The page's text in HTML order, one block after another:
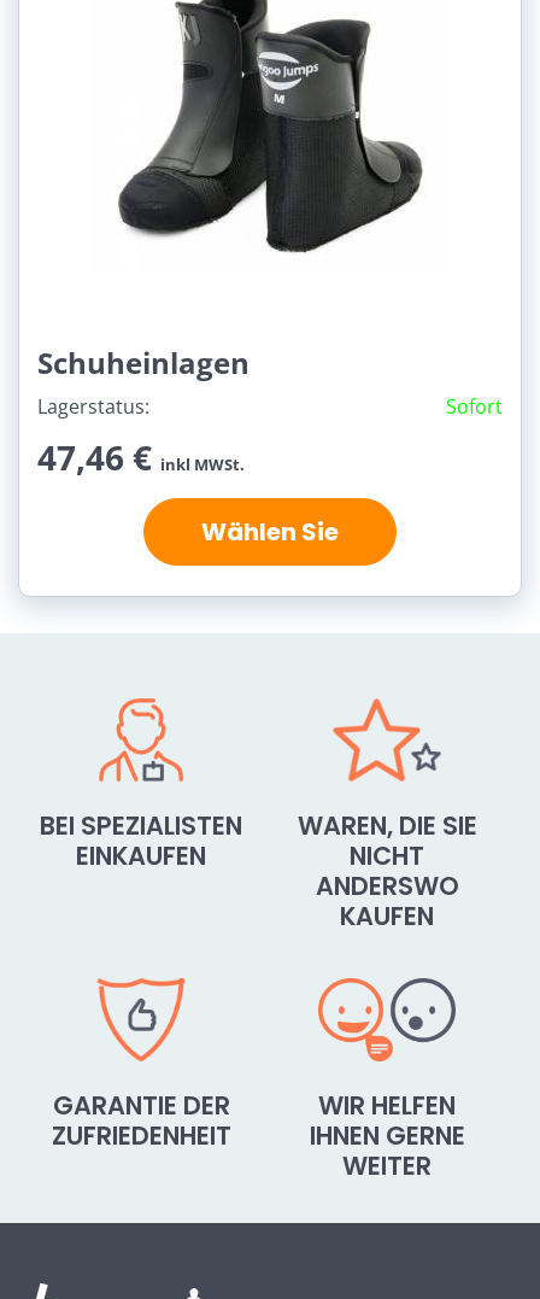
Schuheinlagen
Lagerstatus: Sofort
47,46 € inkl MWSt.
Wählen Sie
BEI SPEZIALISTEN
EINKAUFEN
WAREN, DIE SIE
NICHT
ANDERSWO
KAUFEN
GARANTIE DER
ZUFRIEDENHEIT
WIR HELFEN
IHNEN GERNE
WEITER